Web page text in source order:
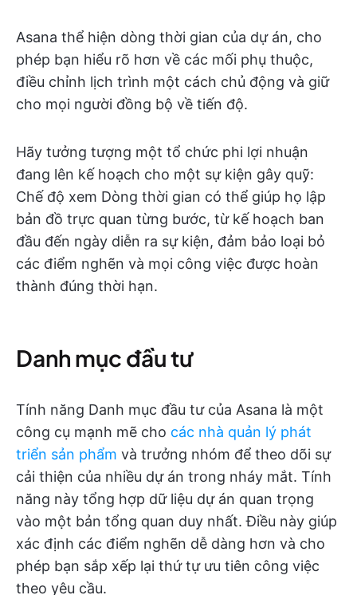
Asana thể hiện dòng thời gian của dự án, cho
phép bạn hiểu rõ hơn về các mối phụ thuộc,
điều chỉnh lịch trình một cách chủ động và giữ
cho mọi người đồng bộ về tiến độ.
Hãy tưởng tượng một tổ chức phi lợi nhuận
đang lên kế hoạch cho một sự kiện gây quỹ:
Chế độ xem Dòng thời gian có thể giúp họ lập
bản đồ trực quan từng bước, từ kế hoạch ban
đầu đến ngày diễn ra sự kiện, đảm bảo loại bỏ
các điểm nghẽn và mọi công việc được hoàn
thành đúng thời hạn.
Danh mục đầu tư
Tính năng Danh mục đầu tư của Asana là một
công cụ mạnh mẽ cho các nhà quản lý phát
triển sản phẩm và trưởng nhóm để theo dõi sự
cải thiện của nhiều dự án trong nháy mắt. Tính
năng này tổng hợp dữ liệu dự án quan trọng
vào một bản tổng quan duy nhất. Điều này giúp
xác định các điểm nghẽn dễ dàng hơn và cho
phép bạn sắp xếp lại thứ tự ưu tiên công việc
theo yêu cầu.